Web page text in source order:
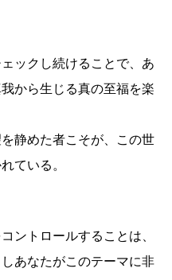
ックし続けることで、あ
から生じる真の至福を楽
静めた者こそが、この世
ている。
ントロールすることは、
あなたがこのテーマに非